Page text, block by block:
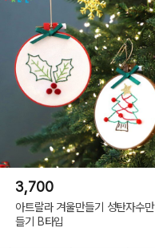
3,700
아트랄라 겨울만들기 성탄자수만
들기 B타입